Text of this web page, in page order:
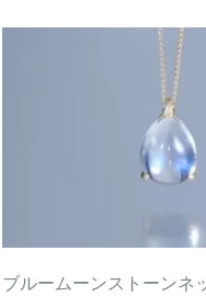
ブルームーンストーンネ